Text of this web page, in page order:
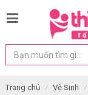
Trang chủ Vệ Sinh